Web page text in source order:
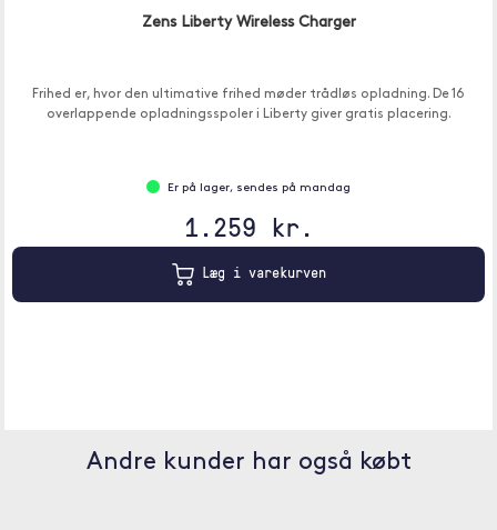
Zens Liberty Wireless Charger
Frihed er, hvor den ultimative frihed møder trådløs opladning. De 16
overlappende opladningsspoler i Liberty giver gratis placering.
Er på lager, sendes på mandag
1.259 kr.
Læg i varekurven
Andre kunder har også købt